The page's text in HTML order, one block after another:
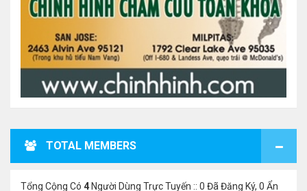
TOTAL MEMBERS
Tổng Cộng Có 4 Người Dùng Trực Tuyến :: 0 Đã Đăng Ký, 0 Ẩn